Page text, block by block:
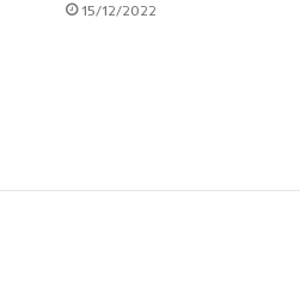
15/12/2022